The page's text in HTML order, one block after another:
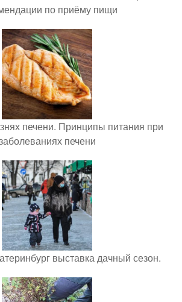
по приёму пищи
печени. Принципы питания при
печени
выставка дачный сезон.